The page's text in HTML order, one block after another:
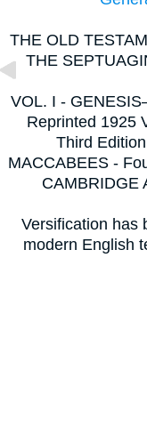
THE OLD
THE
VOL. I -
Reprinted 1925
Third
MACCABEES -
CAMBRIDGE
Versification has
modern English